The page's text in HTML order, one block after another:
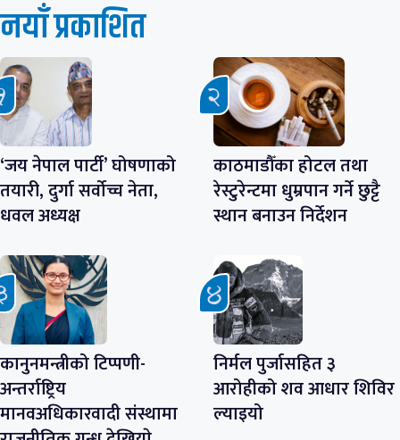
नयाँ प्रकाशित
‘जय नेपाल पार्टी’ घोषणाको
तयारी, दुर्गा सर्वोच्च नेता,
धवल अध्यक्ष
काठमाडौँका होटल तथा
रेस्टुरेन्टमा धुम्रपान गर्ने छुट्टै
स्थान बनाउन निर्देशन
कानुनमन्त्रीको टिप्पणी-
अन्तर्राष्ट्रिय
मानवअधिकारवादी संस्थामा
निर्मल पुर्जासहित ३
आरोहीको शव आधार शिविर
ल्याइयो